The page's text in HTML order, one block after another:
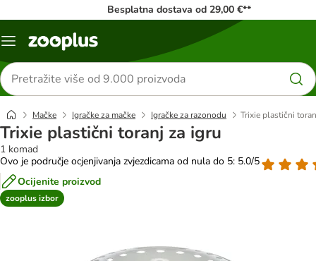
Besplatna dostava od 29,00 €**
Izbornik
Traži
proizvode
Mačke Igračke za mačke Igračke za razonodu Trixie plastični
Trixie plastični toranj za igru
1 komad
Ovo je područje ocjenjivanja zvjezdicama od nula do 5: 5.0/5
Ocijenite proizvod
zooplus izbor